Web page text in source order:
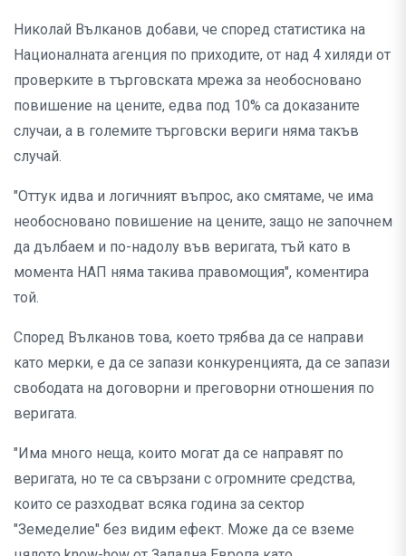
Николай Вълканов добави, че според статистика на
Националната агенция по приходите, от над 4 хиляди от
проверките в търговската мрежа за необосновано
повишение на цените, едва под 10% са доказаните
случаи, а в големите търговски вериги няма такъв
случай.
"Оттук идва и логичният въпрос, ако смятаме, че има
необосновано повишение на цените, защо не започнем
да дълбаем и по-надолу във веригата, тъй като в
момента НАП няма такива правомощия", коментира
той.
Според Вълканов това, което трябва да се направи
като мерки, е да се запази конкуренцията, да се запази
свободата на договорни и преговорни отношения по
веригата.
"Има много неща, които могат да се направят по
веригата, но те са свързани с огромните средства,
които се разходват всяка година за сектор
"Земеделие" без видим ефект. Може да се вземе